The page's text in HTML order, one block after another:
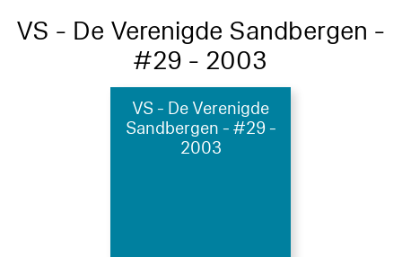
VS - De Verenigde Sandbergen -
#29 - 2003
VS - De Verenigde
Sandbergen - #29 -
2003